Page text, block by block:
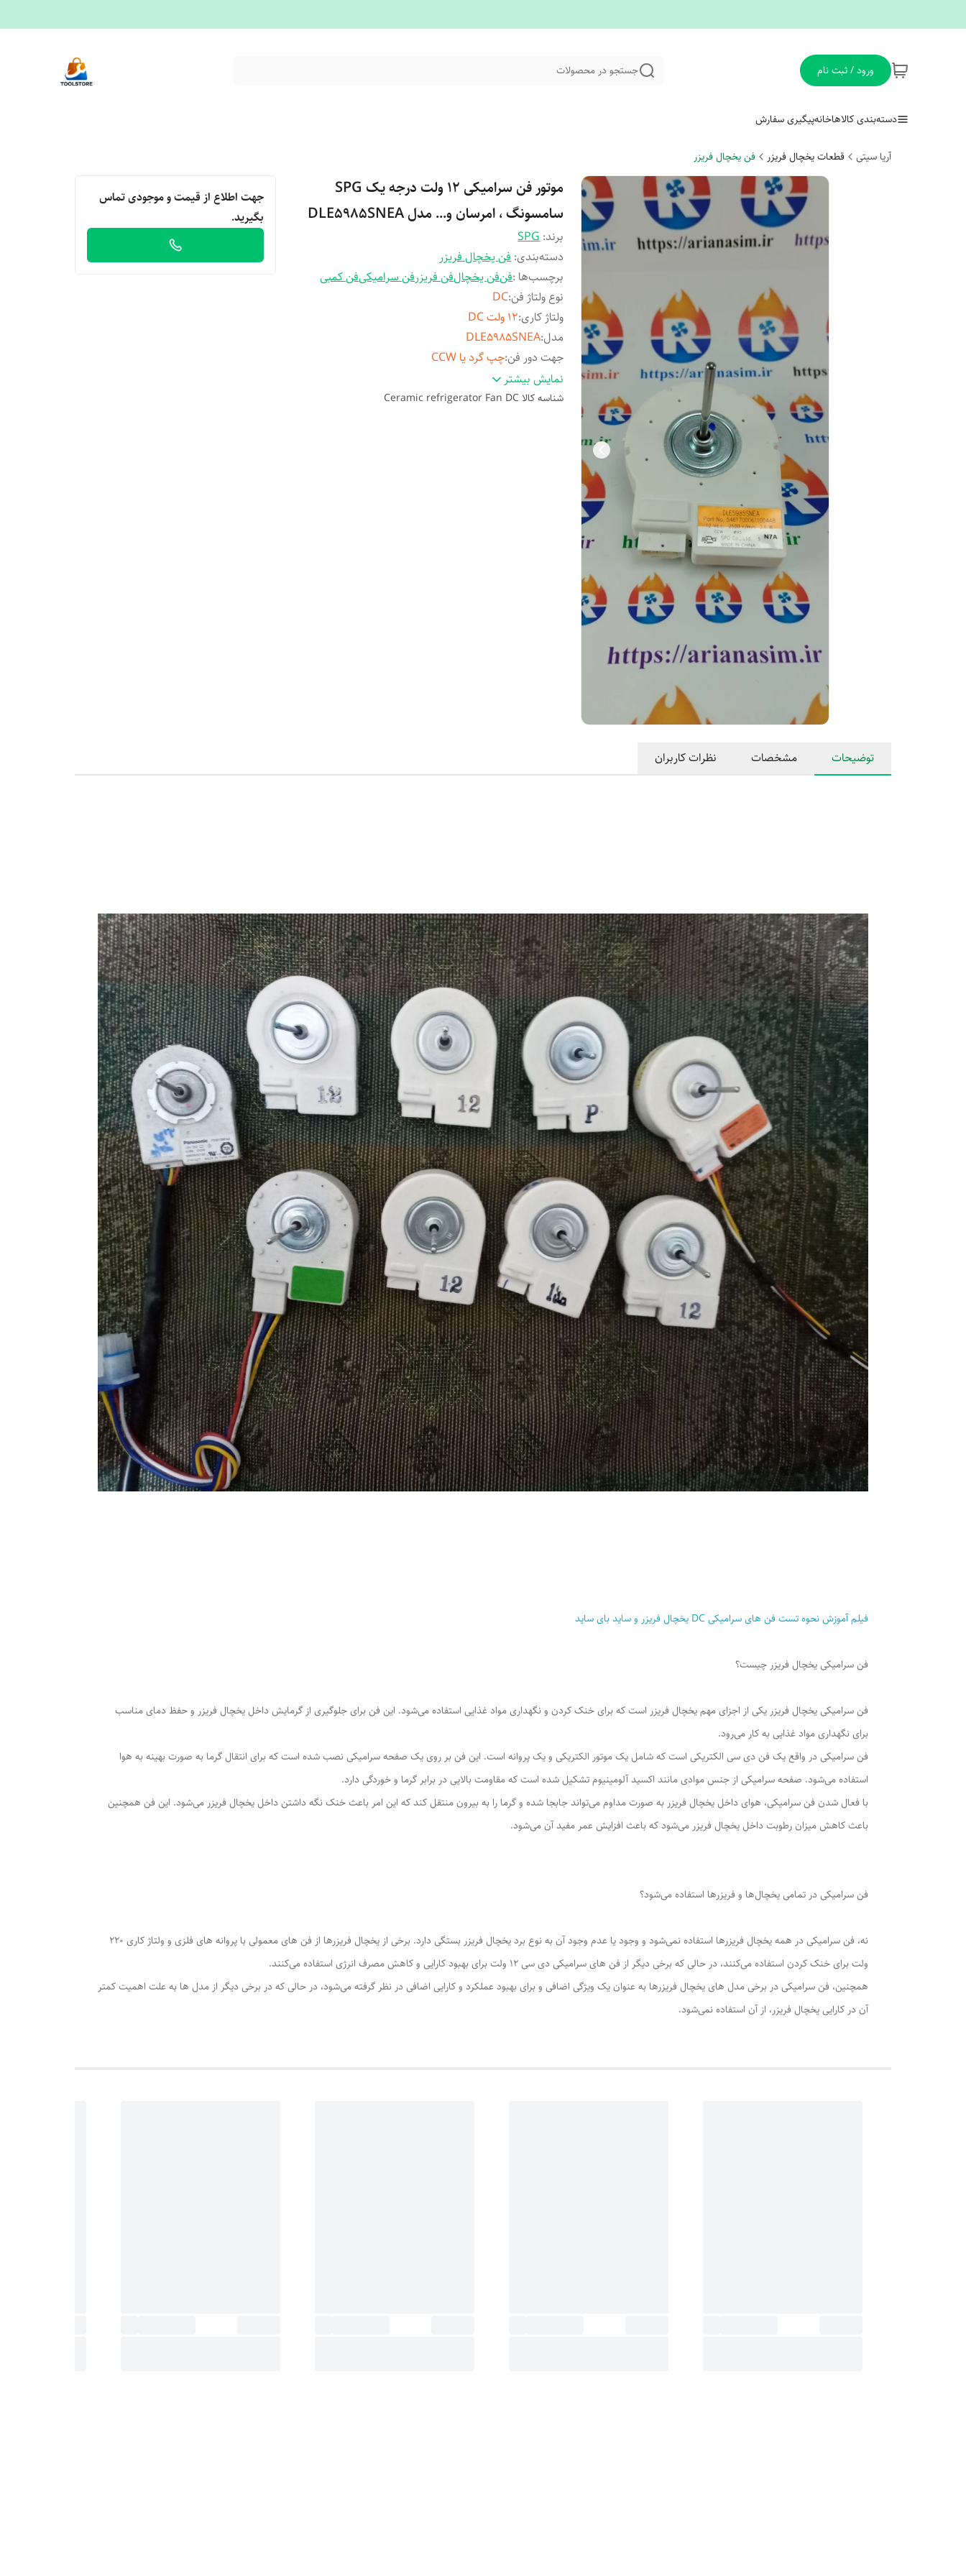
ورود / ثبت نام جستجو در محصولات
دسته‌بندی کالاهاخانهپیگیری سفارش
آریا سیتی قطعات یخچال فریزر فن یخچال فریزر
موتور فن سرامیکی ۱۲ ولت درجه یک SPG
سامسونگ ، امرسان و... مدل DLE5985SNEA
برند:SPG
دسته‌بندی:فن یخچال فریزر
برچسب‌ها :فنفن یخچالفن فریزرفن سرامیکیفن کمبی
نوع ولتاژ فن:
DC
ولتاژ کاری:۱۲ ولت DC
مدل:
DLE5985SNEA
جهت دور فن:چپ گرد یا CCW
تعداد سیم فن سوکت
قابلیت Feedback برای برد
:دارد
نمایش بیشتر
شناسه کالا Ceramic refrigerator Fan DC
جهت اطلاع از قیمت و موجودی تماس
بگیرید.
توضیحات مشخصات نظرات کاربران
فیلم آموزش نحوه تست فن های سرامیکی DC یخچال فریزر و ساید بای ساید
فن سرامیکی یخچال فریزر چیست؟
فن سرامیکی یخچال فریزر یکی از اجزای مهم یخچال فریزر است که برای خنک کردن و نگهداری مواد غذایی استفاده می‌شود. این فن برای جلوگیری از گرمایش داخل یخچال فریزر و حفظ دمای مناسب
برای نگهداری مواد غذایی به کار می‌رود.
فن سرامیکی در واقع یک فن دی سی الکتریکی است که شامل یک موتور الکتریکی و یک پروانه است. این فن بر روی یک صفحه سرامیکی نصب شده است که برای انتقال گرما به صورت بهینه به هوا
استفاده می‌شود. صفحه سرامیکی از جنس موادی مانند اکسید آلومینیوم تشکیل شده است که مقاومت بالایی در برابر گرما و خوردگی دارد.
با فعال شدن فن سرامیکی، هوای داخل یخچال فریزر به صورت مداوم می‌تواند جابجا شده و گرما را به بیرون منتقل کند که این امر باعث خنک نگه داشتن داخل یخچال فریزر می‌شود. این فن همچنین
باعث کاهش میزان رطوبت داخل یخچال فریزر می‌شود که باعث افزایش عمر مفید آن می‌شود.
فن سرامیکی در تمامی یخچال‌ها و فریزرها استفاده می‌شود؟
نه، فن سرامیکی در همه یخچال فریزرها استفاده نمی‌شود و وجود یا عدم وجود آن به نوع برد یخچال فریزر بستگی دارد. برخی از یخچال فریزرها از فن های معمولی با پروانه های فلزی و ولتاژ کاری 220
ولت برای خنک کردن استفاده می‌کنند، در حالی که برخی دیگر از فن های سرامیکی دی سی 12 ولت برای بهبود کارایی و کاهش مصرف انرژی استفاده می‌کنند.
همچنین، فن سرامیکی در برخی مدل های یخچال فریزرها به عنوان یک ویژگی اضافی و برای بهبود عملکرد و کارایی اضافی در نظر گرفته می‌شود، در حالی که در برخی دیگر از مدل ها به علت اهمیت کمتر
آن در کارایی یخچال فریزر، از آن استفاده نمی‌شود.